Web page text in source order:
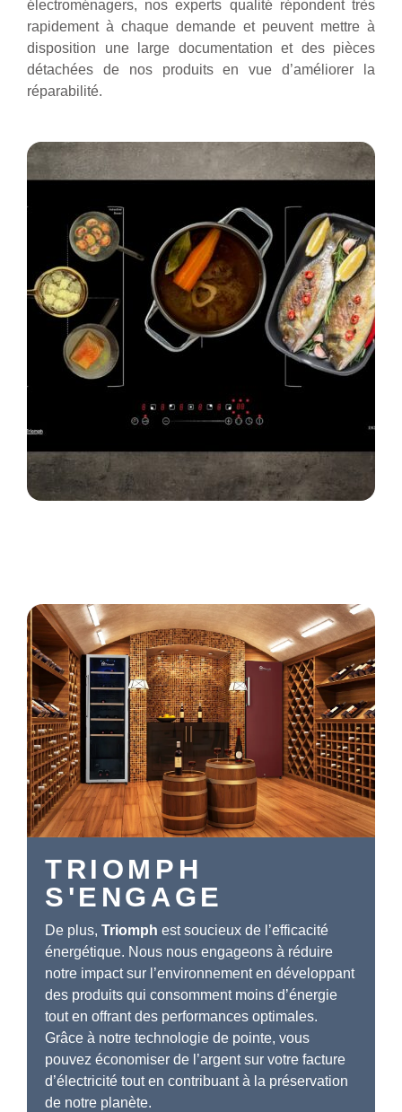
électroménagers, nos experts qualité répondent très
rapidement à chaque demande et peuvent mettre à
disposition une large documentation et des pièces
détachées de nos produits en vue d’améliorer la
réparabilité.
TRIOMPH
S'ENGAGE
De plus, Triomph est soucieux de l’efficacité
énergétique. Nous nous engageons à réduire
notre impact sur l’environnement en développant
des produits qui consomment moins d’énergie
tout en offrant des performances optimales.
Grâce à notre technologie de pointe, vous
pouvez économiser de l’argent sur votre facture
d’électricité tout en contribuant à la préservation
de notre planète.